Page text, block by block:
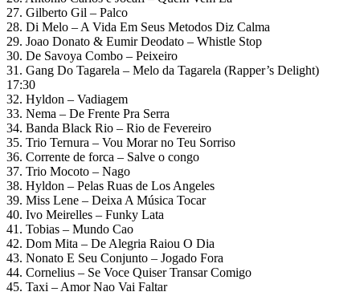
27. Gilberto Gil – Palco
28. Di Melo – A Vida Em Seus Metodos Diz Calma
29. Joao Donato & Eumir Deodato – Whistle Stop
30. De Savoya Combo – Peixeiro
31. Gang Do Tagarela – Melo da Tagarela (Rapper’s Delight)
17:30
32. Hyldon – Vadiagem
33. Nema – De Frente Pra Serra
34. Banda Black Rio – Rio de Fevereiro
35. Trio Ternura – Vou Morar no Teu Sorriso
36. Corrente de forca – Salve o congo
37. Trio Mocoto – Nago
38. Hyldon – Pelas Ruas de Los Angeles
39. Miss Lene – Deixa A Música Tocar
40. Ivo Meirelles – Funky Lata
41. Tobias – Mundo Cao
42. Dom Mita – De Alegria Raiou O Dia
43. Nonato E Seu Conjunto – Jogado Fora
44. Cornelius – Se Voce Quiser Transar Comigo
45. Taxi – Amor Nao Vai Faltar